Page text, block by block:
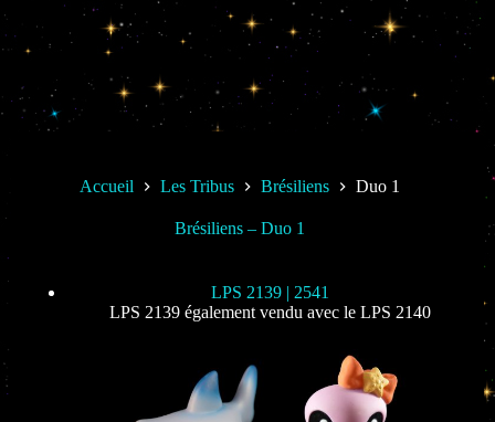
Accueil Les Tribus Brésiliens Duo 1
Brésiliens – Duo 1
LPS 2139 | 2541
LPS 2139 également vendu avec le LPS 2140